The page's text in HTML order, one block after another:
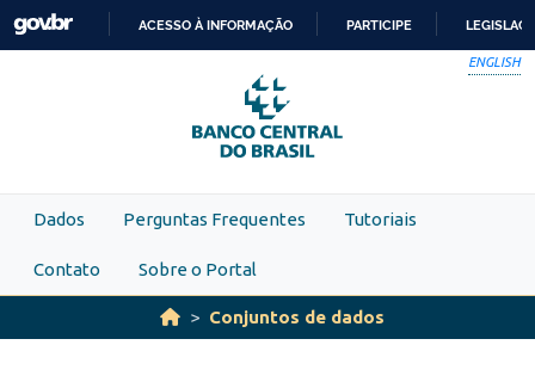
Skip to main content
PARA
O
CONTEÚDO
ACESSO À INFORMAÇÃO PARTICIPE
ENGLISH
Dados Perguntas Frequentes Tutoriais
Contato Sobre o Portal
Conjuntos de dados